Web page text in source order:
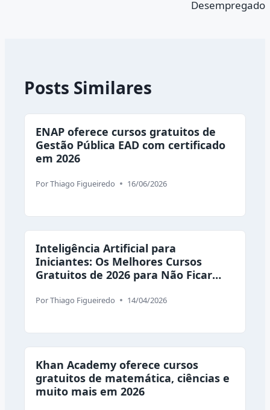
Desempregado
Posts Similares
ENAP oferece cursos gratuitos de
Gestão Pública EAD com certificado
em 2026
PorThiago Figueiredo 16/06/2026
Inteligência Artificial para
Iniciantes: Os Melhores Cursos
Gratuitos de 2026 para Não Ficar
PorThiago Figueiredo 14/04/2026
Khan Academy oferece cursos
gratuitos de matemática, ciências e
muito mais em 2026